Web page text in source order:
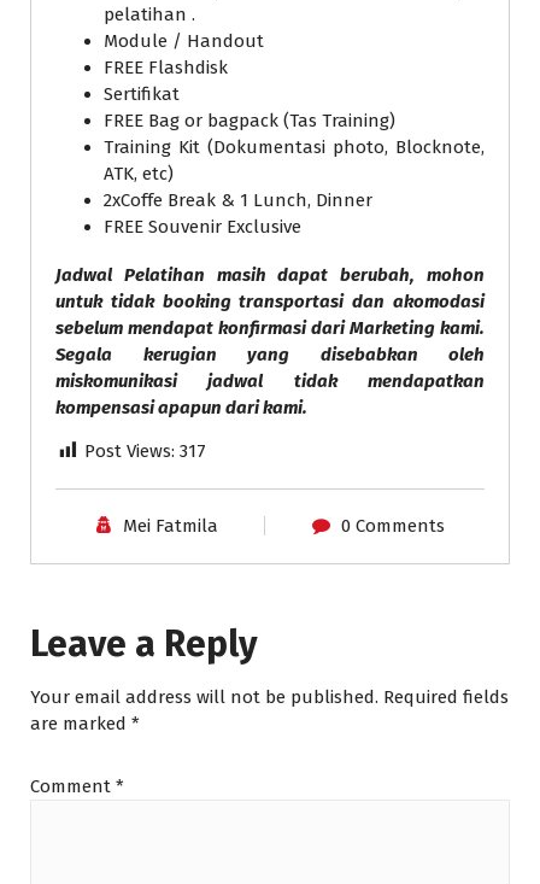
pelatihan .
Module / Handout
FREE Flashdisk
Sertifikat
FREE Bag or bagpack (Tas Training)
Training Kit (Dokumentasi photo, Blocknote,
ATK, etc)
2xCoffe Break & 1 Lunch, Dinner
FREE Souvenir Exclusive
Jadwal Pelatihan masih dapat berubah, mohon
untuk tidak booking transportasi dan akomodasi
sebelum mendapat konfirmasi dari Marketing kami.
Segala kerugian yang disebabkan oleh
miskomunikasi jadwal tidak mendapatkan
kompensasi apapun dari kami.
Post Views: 317
Mei Fatmila 0 Comments
Leave a Reply
Your email address will not be published. Required fields
are marked *
Comment *